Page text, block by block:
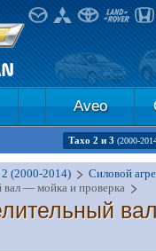
Aveo
Тахо 2 и 3 (2000-
2 (2000-2014) Силовой
вал — мойка и проверка